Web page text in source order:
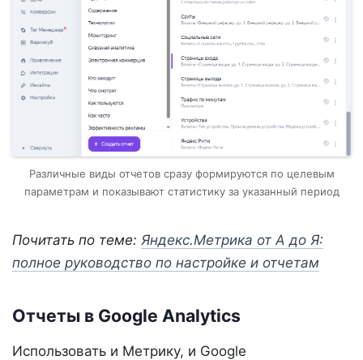
Различные виды отчетов сразу формируются по целевым
параметрам и показывают статистику за указанный период
Почитать по теме: Яндекс.Метрика от А до Я:
полное руководство по настройке и отчетам
Отчеты в Google Analytics
Использовать и Метрику, и Google